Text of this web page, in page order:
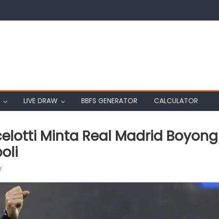
LIVE DRAW BBFS GENERATOR CALCULATOR
Minta Real Madrid Boyong
on
Pikiran,
Carlo
Ancelotti